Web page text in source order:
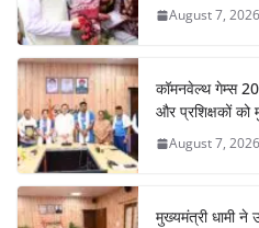
August 7, 2026
कॉमनवेल्थ गेम्स
और प्रशिक्षकों को
August 7, 2026
मुख्यमंत्री धामी ने